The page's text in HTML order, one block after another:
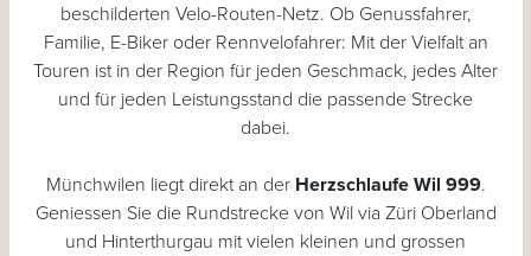
beschilderten Velo-Routen-Netz. Ob Genussfahrer,
Familie, E-Biker oder Rennvelofahrer: Mit der Vielfalt an
Touren ist in der Region für jeden Geschmack, jedes Alter
und für jeden Leistungsstand die passende Strecke
dabei.
Münchwilen liegt direkt an der Herzschlaufe Wil 999.
Geniessen Sie die Rundstrecke von Wil via Züri Oberland
und Hinterthurgau mit vielen kleinen und grossen